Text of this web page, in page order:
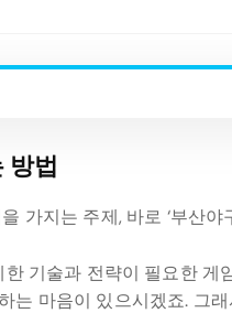
방법
가지는 주제, 바로 ‘부산
기술과 전략이 필요한
는 마음이 있으시겠죠. 그